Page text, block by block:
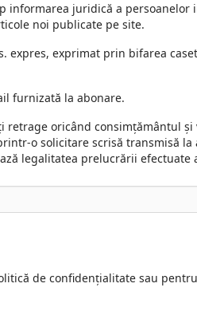
informarea juridică a
noi publicate pe site.
expres, exprimat prin bifarea
furnizată la abonare.
retrage oricând consimțământul
o solicitare scrisă transmisă
legalitatea prelucrării efectuate
de confidențialitate sau